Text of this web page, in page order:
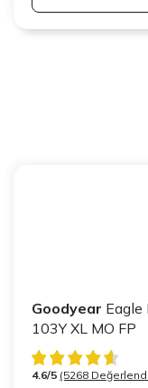
Goodyear
103Y XL MO FP
4.6/5 (5268